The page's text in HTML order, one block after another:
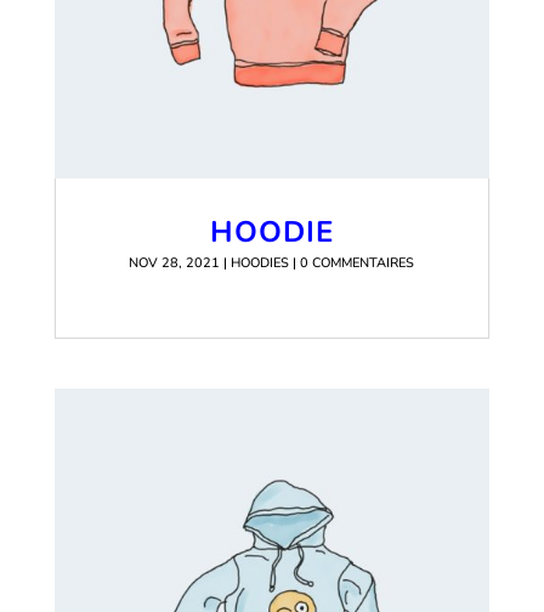
HOODIE
NOV 28, 2021 | HOODIES | 0 COMMENTAIRES